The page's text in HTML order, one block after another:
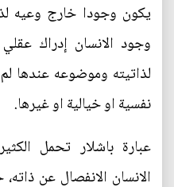
يكون وجودا خارج وعيه
وجود الانسان إدراك
لذاتيته وموضوعه عندها
نفسية او خيالية او غيرها.
عبارة باشلار تحمل
الانسان الانفصال عن